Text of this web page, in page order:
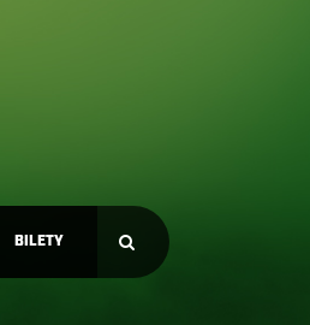
BILETY